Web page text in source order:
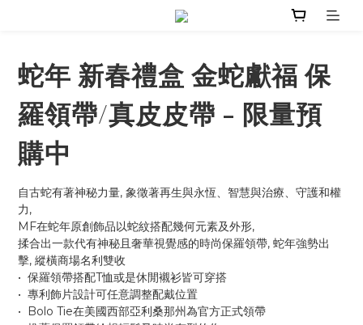
蛇年 新春禮盒 金蛇獻福 保
羅領帶/真皮皮帶 - 限量預
購中
自古蛇有著神秘力量, 象徵著再生與永恆、智慧與治療、守護和權
力,
MF在蛇年原創飾品以蛇紋搭配幾何元素及外形,
揉合出一款代有神秘且奢華視覺感的時尚保羅領帶, 蛇年強勢出
擊, 縱橫商場名利雙收
•  保羅領帶搭配T恤或是休閒襯衫皆可穿搭
•  專利飾片設計可任意調整配戴位置
•  Bolo Tie在美國西部亞利桑那州為官方正式領帶